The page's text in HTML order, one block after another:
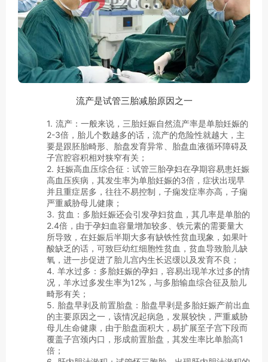
流产是试管三胎减胎原因之一
1. 流产：一般来说，三胎妊娠自然流产率是单胎妊娠的
2-3倍，胎儿个数越多的话，流产的危险性就越大，主
要是跟胚胎畸形、胎盘发育异常、胎盘血液循环障碍及
子宫腔容积相对狭窄有关；
2. 妊娠高血压综合征：试管三胎孕妇在孕期容易患妊娠
高血压疾病，其发生率为单胎妊娠的3倍，症状出现早
并且重症居多，往往不易控制，子痫发症率亦高，子痫
严重威胁母儿健康；
3. 贫血：多胎妊娠还会引发孕妇贫血，其几率是单胎的
2.4倍，由于孕妇血容量增加较多、铁元素的需要量大
所导致，在妊娠后半期大多有缺铁性贫血现象，如果叶
酸缺乏的话，可致巨幼红细胞性贫血，贫血导致胎儿缺
氧，进一步促进了胎儿宫内生长迟缓以及发育不良；
4. 羊水过多：多胎妊娠的孕妇，容易出现羊水过多的情
况，羊水过多发生率为12%，与多胎输血综合征及胎儿
畸形有关；
5. 胎盘早剥及前置胎盘：胎盘早剥是多胎妊娠产前出血
的主要原因之一，该情况起病急，发展较快，严重威胁
母儿生命健康，由于胎盘面积大，易扩展至子宫下段而
覆盖子宫颈内口，形成前置胎盘，其发生率比单胎高1
倍；